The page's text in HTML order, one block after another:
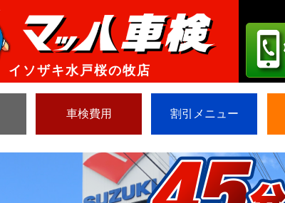
イソザキ水戸桜の牧店
車検費用 割引メニュー